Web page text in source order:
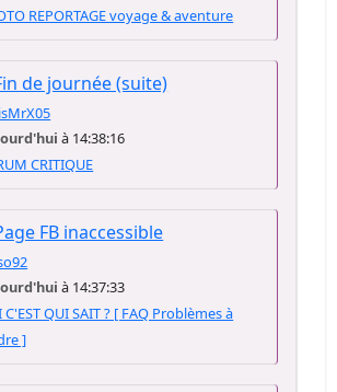
REPORTAGE voyage & aventure
de journée (suite)
à 14:38:16
CRITIQUE
FB inaccessible
à 14:37:33
C'EST QUI SAIT ? [ FAQ Problèmes à
]